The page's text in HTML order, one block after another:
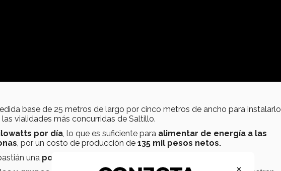
base de 25 metros de largo por cinco metros de ancho para instalarlo
vialidades más concurridas de Saltillo.
por día , lo que es suficiente para alimentar de energía a las
, por un costo de producción de 135 mil pesos netos.
una posible inversión
×